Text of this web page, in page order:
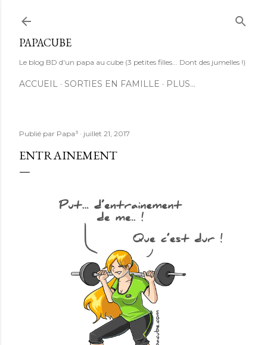
PAPACUBE
Le blog BD d'un papa au cube (3 petites filles... Dont des jumelles !)
ACCUEIL SORTIES EN FAMILLE PLUS…
Publié par Papa³ juillet 21, 2017
ENTRAINEMENT